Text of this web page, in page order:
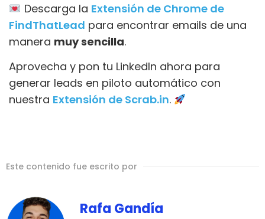
Descarga la Extensión de Chrome de
FindThatLead para encontrar emails de una
manera muy sencilla.
Aprovecha y pon tu LinkedIn ahora para
generar leads en piloto automático con
nuestra Extensión de Scrab.in.
Este contenido fue escrito por
Rafa Gandía